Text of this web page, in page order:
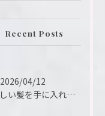
Recent Posts
2026/04/12
美しい髪を手に入れるための鍵は、ヘアサロンの選択にあります。